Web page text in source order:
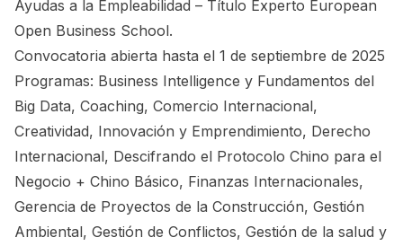
Ayudas a la Empleabilidad – Título Experto European
Open Business School.
Convocatoria abierta hasta el 1 de septiembre de 2025
Programas: Business Intelligence y Fundamentos del
Big Data, Coaching, Comercio Internacional,
Creatividad, Innovación y Emprendimiento, Derecho
Internacional, Descifrando el Protocolo Chino para el
Negocio + Chino Básico, Finanzas Internacionales,
Gerencia de Proyectos de la Construcción, Gestión
Ambiental, Gestión de Conflictos, Gestión de la salud y